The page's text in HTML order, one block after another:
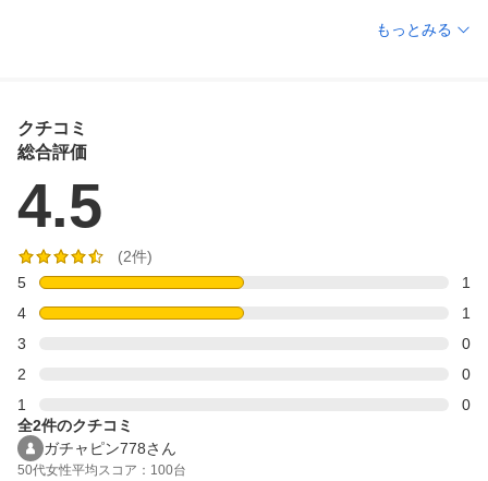
もっとみる
クチコミ
総合評価
4.5
(2件)
5
1
4
1
3
0
2
0
1
0
全2件のクチコミ
ガチャピン778さん
50代女性平均スコア：100台